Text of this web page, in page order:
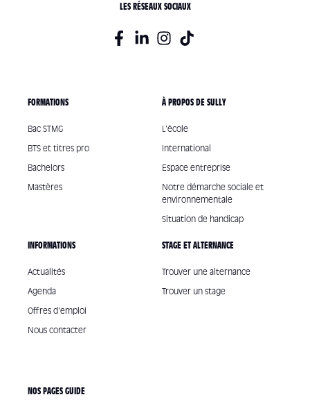
FORMATIONS
Bac STMG
BTS et titres pro
Bachelors
Mastères
À PROPOS DE SULLY
L'école
International
Espace entreprise
Notre démarche sociale et
environnementale
Situation de handicap
INFORMATIONS
Actualités
Agenda
Offres d'emploi
Nous contacter
STAGE ET ALTERNANCE
Trouver une alternance
Trouver un stage
LES RÉSEAUX SOCIAUX
NOS PAGES GUIDE